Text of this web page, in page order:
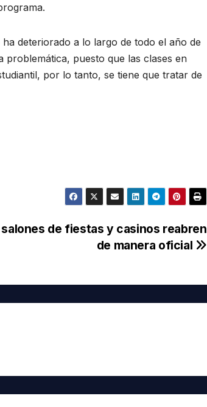
deteriorado a lo largo de todo el año de
puesto que las clases en
por lo tanto, se tiene que tratar de
salones de fiestas y casinos reabren
de manera oficial